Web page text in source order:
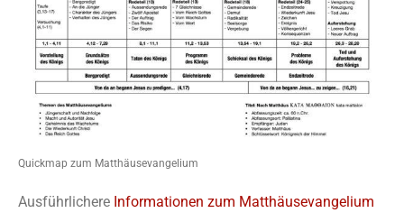
Quickmap zum Matthäusevangelium
Ausführlichere Informationen zum Matthäusevangelium